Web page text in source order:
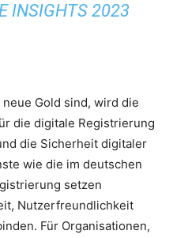
INSIGHTS 2023
Gold sind, wird die
die digitale Registrierung
die Sicherheit digitaler
wie die im deutschen
setzen
Nutzerfreundlichkeit
Für Organisationen,